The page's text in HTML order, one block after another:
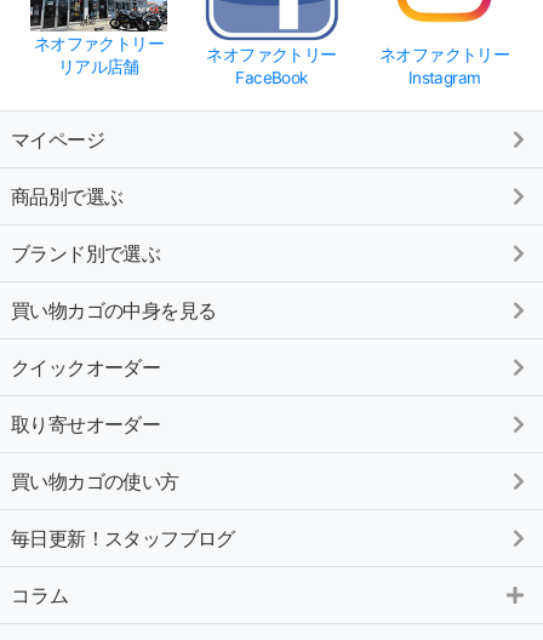
ネオファクトリー
リアル店舗
ネオファクトリー
FaceBook
ネオファクトリー
Instagram
マイページ
商品別で選ぶ
ブランド別で選ぶ
買い物カゴの中身を見る
クイックオーダー
取り寄せオーダー
買い物カゴの使い方
毎日更新！スタッフブログ
コラム